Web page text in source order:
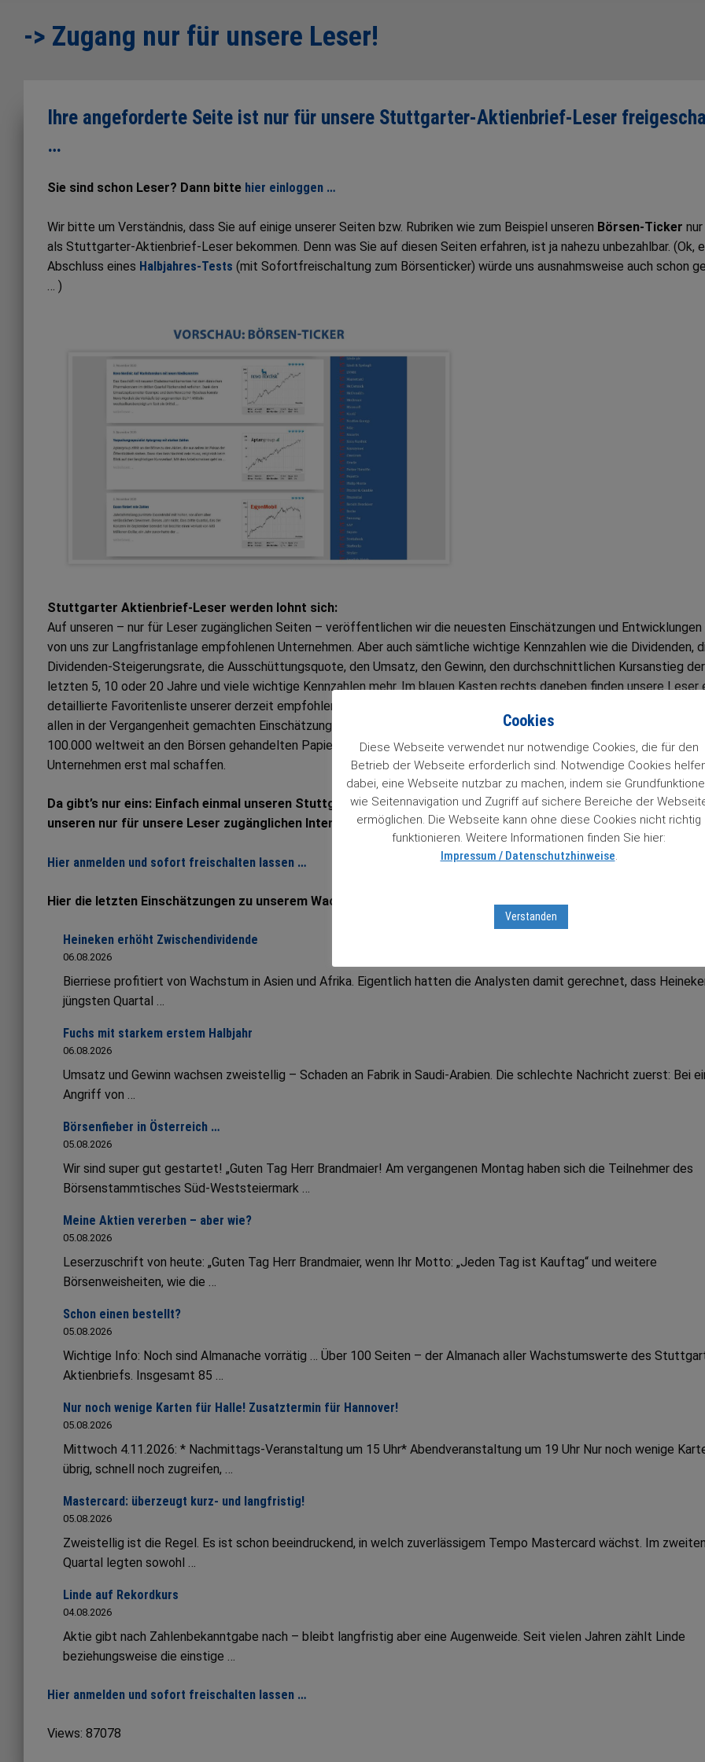
-> Zugang nur für unsere Leser!
Ihre angeforderte Seite ist nur für unsere Stuttgarter-Aktienbrief-Leser
…
Sie sind schon Leser? Dann bitte hier einloggen …
Wir bitte um Verständnis, dass Sie auf einige unserer Seiten bzw. Rubriken wie zum Beispiel unseren Börsen-Ticker
als Stuttgarter-Aktienbrief-Leser bekommen. Denn was Sie auf diesen Seiten erfahren, ist ja nahezu unbezahlbar. (Ok,
Abschluss eines Halbjahres-Tests (mit Sofortfreischaltung zum Börsenticker) würde uns ausnahmsweise auch schon
… )
Stuttgarter Aktienbrief-Leser werden lohnt sich:
Auf unseren – nur für Leser zugänglichen Seiten – veröffentlichen wir die neuesten Einschätzungen und Entwicklungen
von uns zur Langfristanlage empfohlenen Unternehmen. Aber auch sämtliche wichtige Kennzahlen wie die Dividenden,
Dividenden-Steigerungsrate, die Ausschüttungsquote, den Umsatz, den Gewinn, den durchschnittlichen Kursanstieg der
letzten 5, 10 oder 20 Jahre und viele wichtige Kennzahlen mehr. Im blauen Kasten rechts daneben finden unsere Leser
detaillierte Favoritenliste unserer derzeit empfohlenen 84 Wachstumstitel. Mit einem Klick auf den Titel gelangt man
allen in der Vergangenheit gemachten Einschätzungen. Also Zugriff auf Informationen zu unseren „84 Lieblingen“, die
100.000 weltweit an den Börsen gehandelten Papieren das Prädikat Wachstumswert von uns erhalten haben. Das muss
Unternehmen erst mal schaffen.
Da gibt’s nur eins: Einfach einmal unseren Stuttgarter Aktienbrief unverbindlich testenmit Sofortfreischaltung
unseren nur für unsere Leser zugänglichen Internetseiten …
Hier anmelden und sofort freischalten lassen …
Hier die letzten Einschätzungen zu unserem Wachstumsaktien in unserem Börsenticker:
Heineken erhöht Zwischendividende
06.08.2026
Bierriese profitiert von Wachstum in Asien und Afrika. Eigentlich hatten die Analysten damit gerechnet, dass
jüngsten Quartal …
Fuchs mit starkem erstem Halbjahr
06.08.2026
Umsatz und Gewinn wachsen zweistellig – Schaden an Fabrik in Saudi-Arabien. Die schlechte Nachricht zuerst: Bei
Angriff von …
Börsenfieber in Österreich …
05.08.2026
Wir sind super gut gestartet! „Guten Tag Herr Brandmaier! Am vergangenen Montag haben sich die Teilnehmer des
Börsenstammtisches Süd-Weststeiermark …
Meine Aktien vererben – aber wie?
05.08.2026
Leserzuschrift von heute: „Guten Tag Herr Brandmaier, wenn Ihr Motto: „Jeden Tag ist Kauftag“ und weitere
Börsenweisheiten, wie die …
Schon einen bestellt?
05.08.2026
Wichtige Info: Noch sind Almanache vorrätig … Über 100 Seiten – der Almanach aller Wachstumswerte des
Aktienbriefs. Insgesamt 85 …
Nur noch wenige Karten für Halle! Zusatztermin für Hannover!
05.08.2026
Mittwoch 4.11.2026: * Nachmittags-Veranstaltung um 15 Uhr* Abendveranstaltung um 19 Uhr Nur noch wenige
übrig, schnell noch zugreifen, …
Mastercard: überzeugt kurz- und langfristig!
05.08.2026
Zweistellig ist die Regel. Es ist schon beeindruckend, in welch zuverlässigem Tempo Mastercard wächst. Im zweiten
Quartal legten sowohl …
Linde auf Rekordkurs
04.08.2026
Aktie gibt nach Zahlenbekanntgabe nach – bleibt langfristig aber eine Augenweide. Seit vielen Jahren zählt Linde
beziehungsweise die einstige …
Hier anmelden und sofort freischalten lassen …
Views: 87078
Cookies
Diese Webseite verwendet nur notwendige Cookies, die für den
Betrieb der Webseite erforderlich sind. Notwendige Cookies
dabei, eine Webseite nutzbar zu machen, indem sie
wie Seitennavigation und Zugriff auf sichere Bereiche der
ermöglichen. Die Webseite kann ohne diese Cookies nicht richtig
funktionieren. Weitere Informationen finden Sie hier:
Impressum / Datenschutzhinweise.
Verstanden